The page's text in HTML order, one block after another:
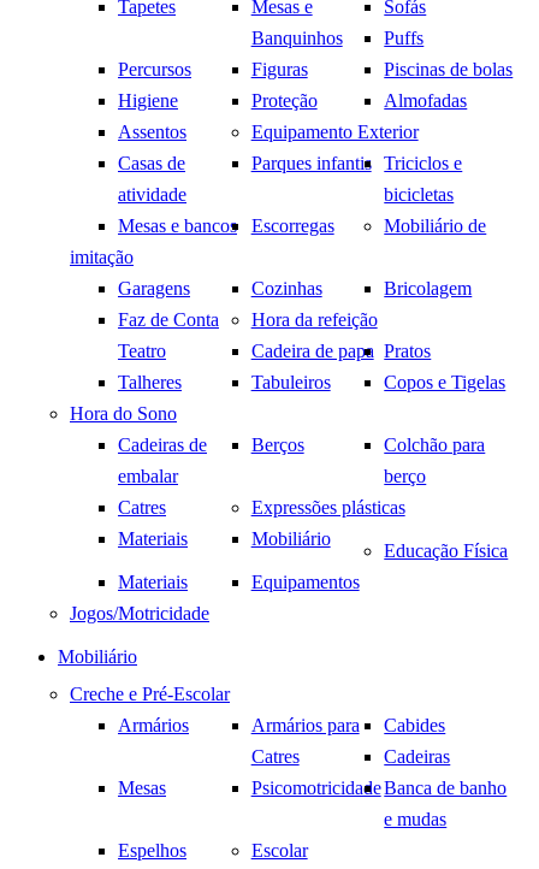
Tapetes
Mesas e
Banquinhos
Sofás
Puffs
Percursos
Figuras
Piscinas de bolas
Higiene
Proteção
Almofadas
Assentos
Equipamento Exterior
Casas de
atividade
Parques infantis
Triciclos e
bicicletas
Mesas e bancos
Escorregas
Mobiliário de
imitação
Garagens
Cozinhas
Bricolagem
Faz de Conta
Teatro
Hora da refeição
Cadeira de papa Pratos
Talheres
Tabuleiros
Copos e Tigelas
Hora do Sono
Cadeiras de
embalar
Berços
Colchão para
berço
Catres
Expressões plásticas
Materiais
Mobiliário
Educação Física
Materiais
Equipamentos
Jogos/Motricidade
Mobiliário
Creche e Pré-Escolar
Armários
Armários para
Catres
Cabides
Cadeiras
Mesas
PsicomotricidadeBanca de banho
e mudas
Espelhos
Escolar